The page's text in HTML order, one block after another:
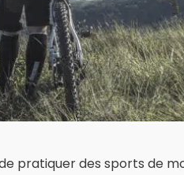
pratiquer des sports de